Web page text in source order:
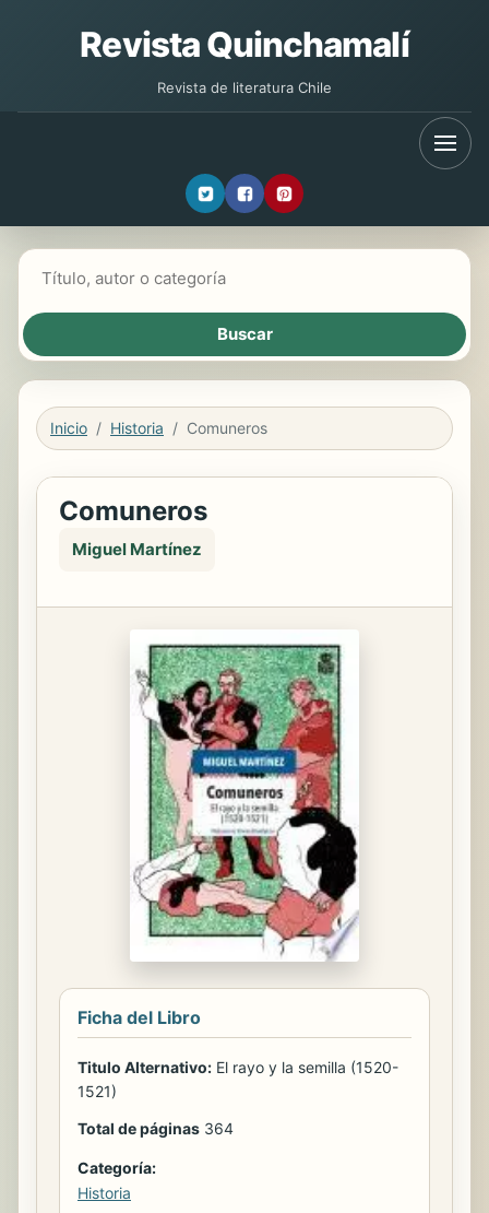
Revista Quinchamalí
Revista de literatura Chile
Inicio Historia Comuneros
Comuneros
Miguel Martínez
Ficha del Libro
Titulo Alternativo: El rayo y la semilla (1520-
1521)
Total de páginas 364
Categoría:
Historia